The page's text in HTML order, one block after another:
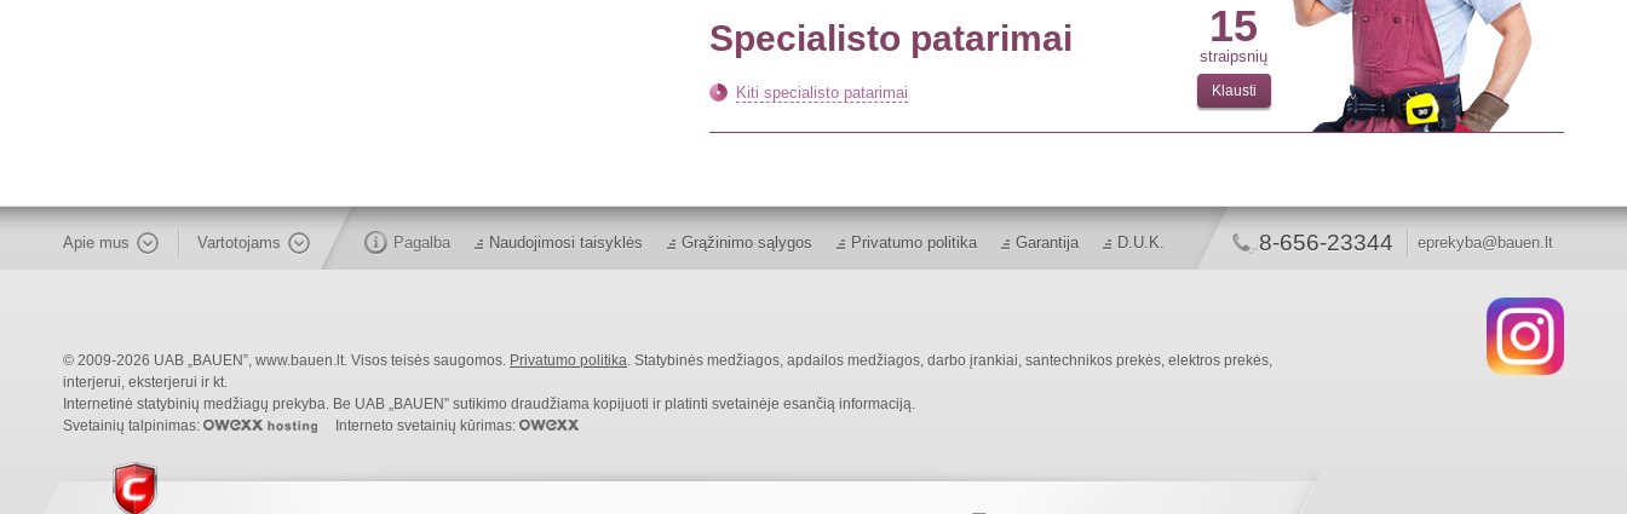
Specialisto patarimai
Kiti specialisto patarimai
15
straipsnių
Klausti
Apie mus Vartotojams Pagalba Naudojimosi taisyklės Grąžinimo sąlygos Privatumo politika Garantija D.U.K. 8-656-23344 eprekyba@bauen.lt
© 2009-2026 UAB „BAUEN”, www.bauen.lt. Visos teisės saugomos. Privatumo politika. Statybinės medžiagos, apdailos medžiagos, darbo įrankiai, santechnikos prekės, elektros prekės,
interjerui, eksterjerui ir kt.
Internetinė statybinių medžiagų prekyba. Be UAB „BAUEN” sutikimo draudžiama kopijuoti ir platinti svetainėje esančią informaciją.
Svetainių talpinimas:
Interneto svetainių kūrimas: